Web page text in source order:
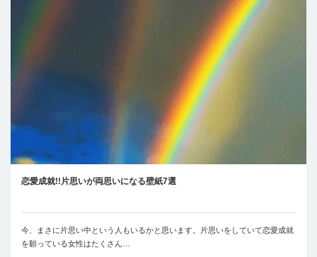
恋愛成就!!片思いが両思いになる壁紙7選
今、まさに片思い中という人もいるかと思います。片思いをしていて恋愛成就
を願っている女性はたくさん…